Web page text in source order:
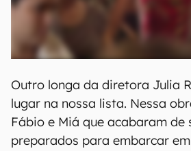
Outro longa da diretora Julia
lugar na nossa lista. Nessa
Fábio e Miá que acabaram de
preparados para embarcar